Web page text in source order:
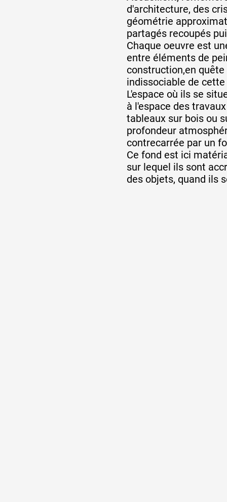
d'architecture, des
géométrie
partagés recoupés
Chaque oeuvre est
entre éléments de
construction,en quête
indissociable de
L'espace où ils se
à l'espace des
tableaux sur bois ou
profondeur
contrecarrée par un
Ce fond est ici
sur lequel ils sont
des objets, quand ils